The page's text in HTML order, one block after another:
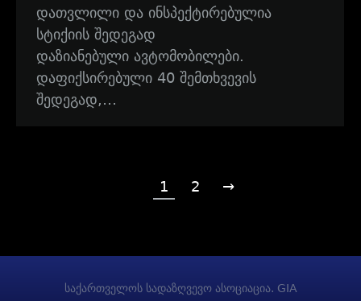
დათვლილი და ინსპექტირებულია
სტიქიის შედეგად
დაზიანებული ავტომობილები.
დაფიქსირებული 40 შემთხვევის
შედეგად,…
1 2 →
საქართველოს სადაზღვევო ასოციაცია. GIA